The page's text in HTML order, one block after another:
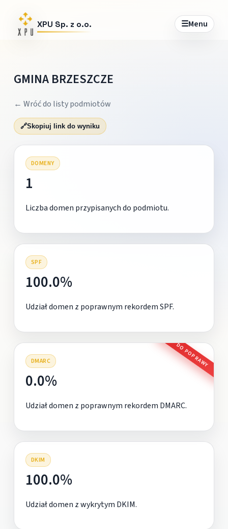
XPU Sp. z o.o. ☰Menu
GMINA BRZESZCZE
← Wróć do listy podmiotów
🔗Skopiuj link do wyniku
DOMENY
1
Liczba domen przypisanych do podmiotu.
SPF
100.0%
Udział domen z poprawnym rekordem SPF.
DMARC DO POPRAWY
0.0%
Udział domen z poprawnym rekordem DMARC.
DKIM
100.0%
Udział domen z wykrytym DKIM.